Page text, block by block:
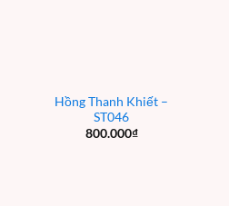
Hồng Thanh Khiết –
ST046
800.000₫